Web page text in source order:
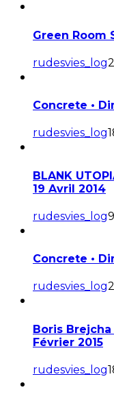
Green Room
rudesvies_log
Concrete •
rudesvies_log
BLANK
19 Avril 2014
rudesvies_log
Concrete •
rudesvies_log
Boris
Février 2015
rudesvies_log